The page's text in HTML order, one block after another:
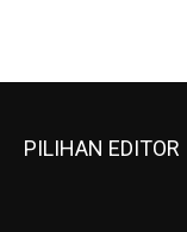
PILIHAN EDITOR